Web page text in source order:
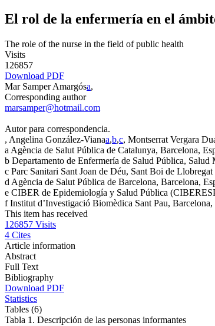
El rol de la enfermería en el
The role of the nurse in the field of public health
Visits
126857
Download PDF
Mar Samper Amargósa,
Corresponding author
marsamper@hotmail.com
Autor para correspondencia.
, Angelina González-Vianaa,b,c, Montserrat Vergara
a Agència de Salut Pública de Catalunya, Barcelona,
b Departamento de Enfermería de Salud Pública,
c Parc Sanitari Sant Joan de Déu, Sant Boi de
d Agència de Salut Pública de Barcelona, Barcelona,
e CIBER de Epidemiología y Salud Pública
fInstitut d’Investigació Biomèdica Sant Pau, Barcelona,
This item has received
126857 Visits
4 Cites
Article information
Abstract
Full Text
Bibliography
Download PDF
Statistics
Tables (6)
Tabla 1. Descripción de las personas informantes